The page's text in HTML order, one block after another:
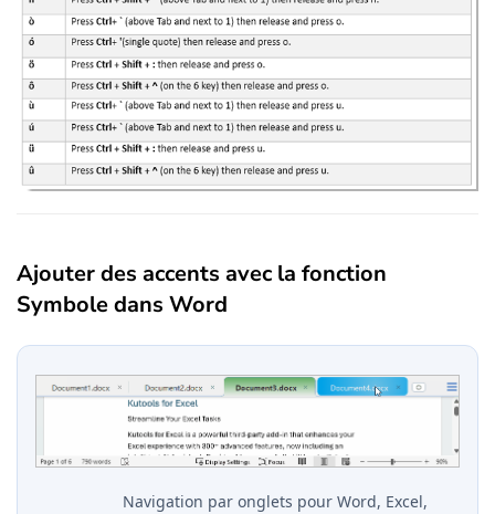
Ajouter des accents avec la fonction
Symbole dans Word
Navigation par onglets pour Word, Excel,